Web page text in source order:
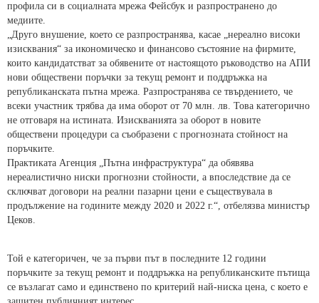
профила си в социалната мрежа Фейсбук и разпространено до
медиите.
„Друго внушение, което се разпространява, касае „нереално високи
изисквания“ за икономическо и финансово състояние на фирмите,
които кандидатстват за обявените от настоящото ръководство на АПИ
нови обществени поръчки за текущ ремонт и поддръжка на
републиканската пътна мрежа. Разпространява се твърдението, че
всеки участник трябва да има оборот от 70 млн. лв. Това категорично
не отговаря на истината. Изискванията за оборот в новите
обществени процедури са съобразени с прогнозната стойност на
поръчките.
Практиката Агенция „Пътна инфраструктура“ да обявява
нереалистично ниски прогнозни стойности, а впоследствие да се
сключват договори на реални пазарни цени е съществувала в
продължение на годините между 2020 и 2022 г.“, отбелязва министър
Цеков.
Той е категоричен, че за първи път в последните 12 години
поръчките за текущ ремонт и поддръжка на републиканските пътища
се възлагат само и единствено по критерий най-ниска цена, с което е